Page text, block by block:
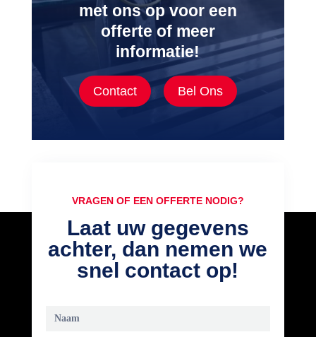
met ons op voor een
offerte of meer
informatie!
Contact Bel Ons
VRAGEN OF EEN OFFERTE NODIG?
Laat uw gegevens
achter, dan nemen we
snel contact op!
Call